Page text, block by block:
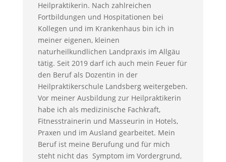
Heilpraktikerin. Nach zahlreichen
Fortbildungen und Hospitationen bei
Kollegen und im Krankenhaus bin ich in
meiner eigenen, kleinen
naturheilkundlichen Landpraxis im Allgäu
tätig. Seit 2019 darf ich auch mein Feuer für
den Beruf als Dozentin in der
Heilpraktikerschule Landsberg weitergeben.
Vor meiner Ausbildung zur Heilpraktikerin
habe ich als medizinische Fachkraft,
Fitnesstrainerin und Masseurin in Hotels,
Praxen und im Ausland gearbeitet. Mein
Beruf ist meine Berufung und für mich
steht nicht das Symptom im Vordergrund,